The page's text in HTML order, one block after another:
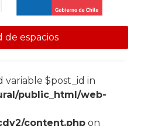
de espacios
variable $post_id in
public_html/web-
content.phpon